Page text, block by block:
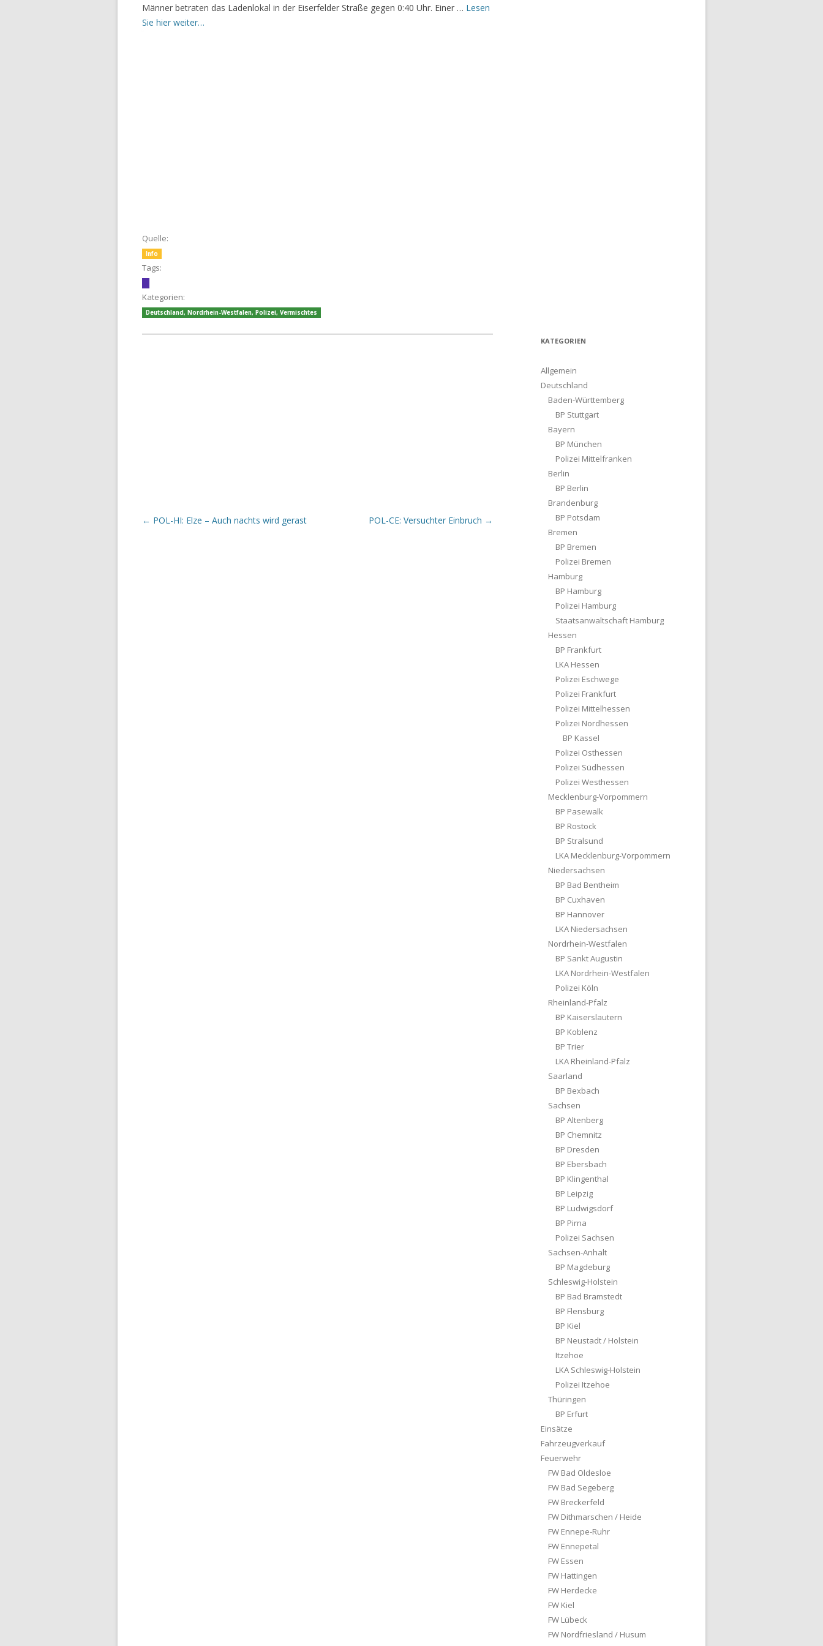
Männer betraten das Ladenlokal in der Eiserfelder Straße gegen 0:40 Uhr. Einer … Lesen
Sie hier weiter…
Quelle:
Info
Tags:
Kategorien:
Deutschland, Nordrhein-Westfalen, Polizei, Vermischtes
Beitrags-Navigation
← POL-HI: Elze – Auch nachts wird gerast POL-CE: Versuchter Einbruch →
KATEGORIEN
Allgemein
Deutschland
Baden-Württemberg
BP Stuttgart
Bayern
BP München
Polizei Mittelfranken
Berlin
BP Berlin
Brandenburg
BP Potsdam
Bremen
BP Bremen
Polizei Bremen
Hamburg
BP Hamburg
Polizei Hamburg
Staatsanwaltschaft Hamburg
Hessen
BP Frankfurt
LKA Hessen
Polizei Eschwege
Polizei Frankfurt
Polizei Mittelhessen
Polizei Nordhessen
BP Kassel
Polizei Osthessen
Polizei Südhessen
Polizei Westhessen
Mecklenburg-Vorpommern
BP Pasewalk
BP Rostock
BP Stralsund
LKA Mecklenburg-Vorpommern
Niedersachsen
BP Bad Bentheim
BP Cuxhaven
BP Hannover
LKA Niedersachsen
Nordrhein-Westfalen
BP Sankt Augustin
LKA Nordrhein-Westfalen
Polizei Köln
Rheinland-Pfalz
BP Kaiserslautern
BP Koblenz
BP Trier
LKA Rheinland-Pfalz
Saarland
BP Bexbach
Sachsen
BP Altenberg
BP Chemnitz
BP Dresden
BP Ebersbach
BP Klingenthal
BP Leipzig
BP Ludwigsdorf
BP Pirna
Polizei Sachsen
Sachsen-Anhalt
BP Magdeburg
Schleswig-Holstein
BP Bad Bramstedt
BP Flensburg
BP Kiel
BP Neustadt / Holstein
Itzehoe
LKA Schleswig-Holstein
Polizei Itzehoe
Thüringen
BP Erfurt
Einsätze
Fahrzeugverkauf
Feuerwehr
FW Bad Oldesloe
FW Bad Segeberg
FW Breckerfeld
FW Dithmarschen / Heide
FW Ennepe-Ruhr
FW Ennepetal
FW Essen
FW Hattingen
FW Herdecke
FW Kiel
FW Lübeck
FW Nordfriesland / Husum